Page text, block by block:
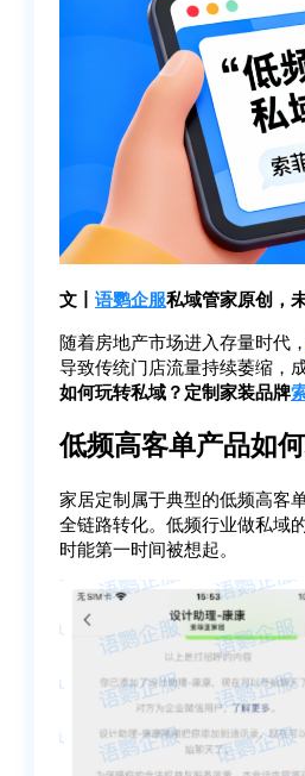
文丨 语鹦企服私域管家原创，
随着房地产市场进入存量时代，
导致传统门店流量持续萎缩，
如何玩转私域？定制家装品牌
低频高客单产品如
家居定制属于典型的低频高客
全链路转化。低频行业做私域
时能第一时间被想起。